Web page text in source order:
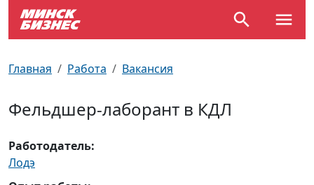
Главная Работа Вакансия
Фельдшер-лаборант в КДЛ
Работодатель:
Лодэ
Улицы Минска
Пробки на дорогах